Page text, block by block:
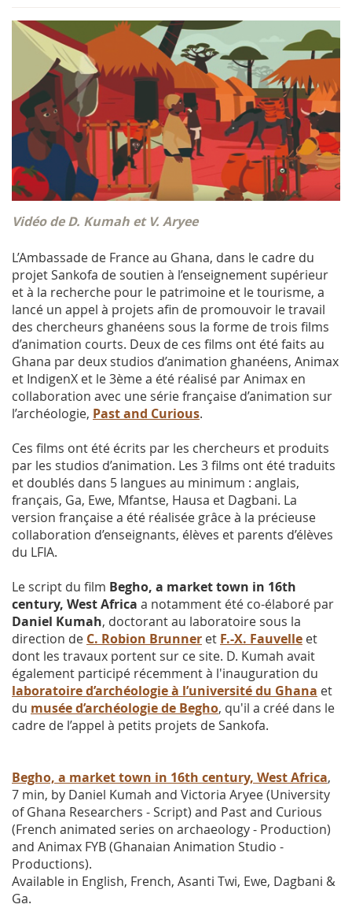
Vidéo de D. Kumah et V. Aryee
L’Ambassade de France au Ghana, dans le cadre du
projet Sankofa de soutien à l’enseignement supérieur
et à la recherche pour le patrimoine et le tourisme, a
lancé un appel à projets afin de promouvoir le travail
des chercheurs ghanéens sous la forme de trois films
d’animation courts. Deux de ces films ont été faits au
Ghana par deux studios d’animation ghanéens, Animax
et IndigenX et le 3ème a été réalisé par Animax en
collaboration avec une série française d’animation sur
l’archéologie, Past and Curious.
Ces films ont été écrits par les chercheurs et produits
par les studios d’animation. Les 3 films ont été traduits
et doublés dans 5 langues au minimum : anglais,
français, Ga, Ewe, Mfantse, Hausa et Dagbani. La
version française a été réalisée grâce à la précieuse
collaboration d’enseignants, élèves et parents d’élèves
du LFIA.
Le script du film Begho, a market town in 16th
century, West Africa a notamment été co-élaboré par
Daniel Kumah, doctorant au laboratoire sous la
direction de C. Robion Brunner et F.-X. Fauvelle et
dont les travaux portent sur ce site. D. Kumah avait
également participé récemment à l'inauguration du
laboratoire d’archéologie à l’université du Ghana et
du musée d’archéologie de Begho, qu'il a créé dans le
cadre de l’appel à petits projets de Sankofa.
Begho, a market town in 16th century, West Africa,
7 min, by Daniel Kumah and Victoria Aryee (University
of Ghana Researchers - Script) and Past and Curious
(French animated series on archaeology - Production)
and Animax FYB (Ghanaian Animation Studio -
Productions).
Available in English, French, Asanti Twi, Ewe, Dagbani &
Ga.